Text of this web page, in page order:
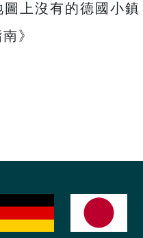
上沒有的德國小鎮
》